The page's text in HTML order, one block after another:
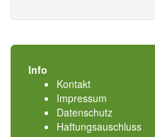
Info
Kontakt
Impressum
Datenschutz
Haftungsauschluss